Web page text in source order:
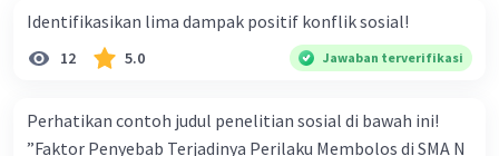
Identifikasikan lima dampak positif konflik sosial!
12 5.0 Jawaban terverifikasi
Perhatikan contoh judul penelitian sosial di bawah ini!
”Faktor Penyebab Terjadinya Perilaku Membolos di SMA N